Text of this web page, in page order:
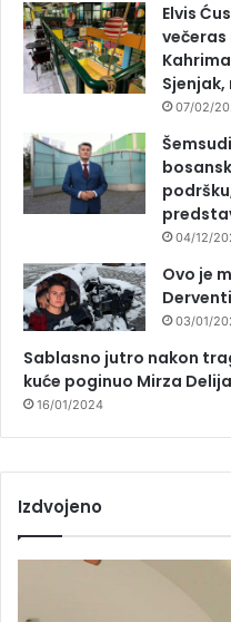
Elvis
večeras
07/02/
04/12/
Ovo je
03/01/
Sablasno jutro nakon
kuće poginuo Mirza
16/01/2024
Izdvojeno